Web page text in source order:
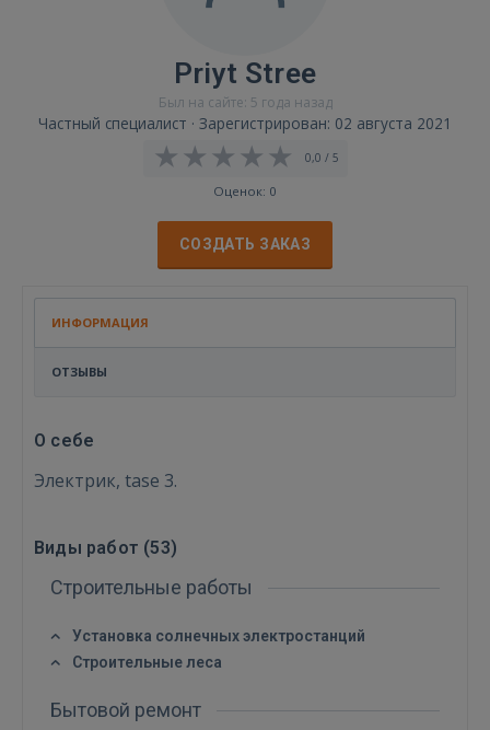
Priyt Stree
Был на сайте: 5 года назад
Частный специалист · Зарегистрирован: 02 августа 2021
0,0 / 5
Оценок: 0
СОЗДАТЬ ЗАКАЗ
ИНФОРМАЦИЯ
ОТЗЫВЫ
О себе
Электрик, tase 3.
Виды работ (53)
Строительные работы
Установка солнечных электростанций
Строительные леса
Бытовой ремонт